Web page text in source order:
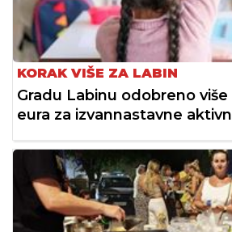
KORAK VIŠE ZA LABIN
Gradu Labinu odobreno
eura za izvannastavne